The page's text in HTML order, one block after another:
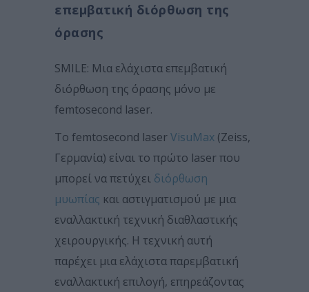
επεμβατική διόρθωση της
όρασης
SMILE: Μια ελάχιστα επεμβατική
διόρθωση της όρασης μόνο με
femtosecond laser.
Το femtosecond laserVisuMax (Zeiss,
Γερμανία) είναι το πρώτο laser που
μπορεί να πετύχει διόρθωση
μυωπίας και αστιγματισμού με μια
εναλλακτική τεχνική διαθλαστικής
χειρουργικής. Η τεχνική αυτή
παρέχει μια ελάχιστα παρεμβατική
εναλλακτική επιλογή, επηρεάζοντας